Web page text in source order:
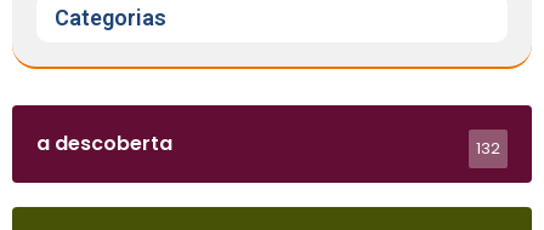
Categorias
a descoberta 132